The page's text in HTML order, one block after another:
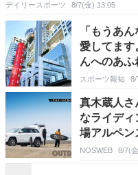
デイリースポーツ 8/7(金) 13:05
「もうあ
愛してま
んへのあ
ンタビュー
スポーツ報知 8/
真木蔵人さ
なライディ
場アルペン
NOSWEB 8/7(